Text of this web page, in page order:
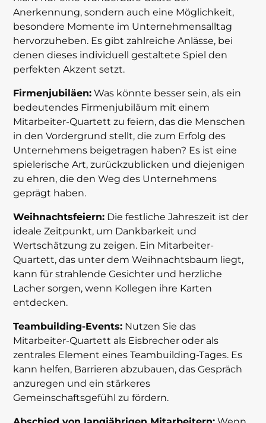
Anerkennung, sondern auch eine Möglichkeit,
besondere Momente im Unternehmensalltag
hervorzuheben. Es gibt zahlreiche Anlässe, bei
denen dieses individuell gestaltete Spiel den
perfekten Akzent setzt.
Firmenjubiläen: Was könnte besser sein, als ein
bedeutendes Firmenjubiläum mit einem
Mitarbeiter-Quartett zu feiern, das die Menschen
in den Vordergrund stellt, die zum Erfolg des
Unternehmens beigetragen haben? Es ist eine
spielerische Art, zurückzublicken und diejenigen
zu ehren, die den Weg des Unternehmens
geprägt haben.
Weihnachtsfeiern: Die festliche Jahreszeit ist der
ideale Zeitpunkt, um Dankbarkeit und
Wertschätzung zu zeigen. Ein Mitarbeiter-
Quartett, das unter dem Weihnachtsbaum liegt,
kann für strahlende Gesichter und herzliche
Lacher sorgen, wenn Kollegen ihre Karten
entdecken.
Teambuilding-Events: Nutzen Sie das
Mitarbeiter-Quartett als Eisbrecher oder als
zentrales Element eines Teambuilding-Tages. Es
kann helfen, Barrieren abzubauen, das Gespräch
anzuregen und ein stärkeres
Gemeinschaftsgefühl zu fördern.